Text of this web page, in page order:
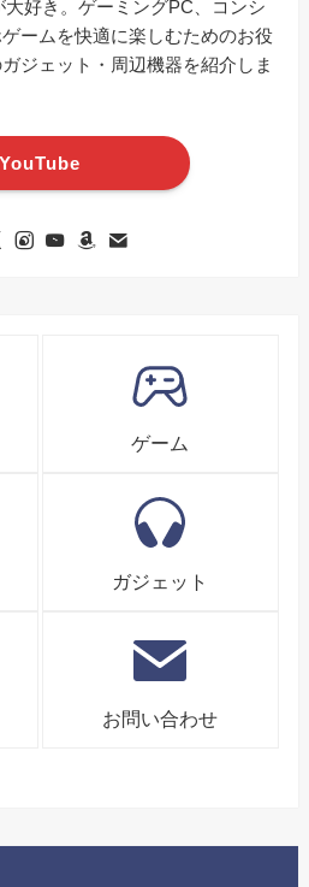
好き。ゲーミングPC、コンシ
ームを快適に楽しむためのお役
ジェット・周辺機器を紹介しま
YouTube
ゲーム
ガジェット
お問い合わせ